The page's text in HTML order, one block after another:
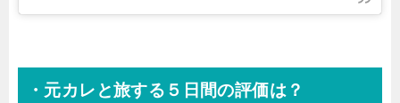
・元カレと旅する５日間の評価は？